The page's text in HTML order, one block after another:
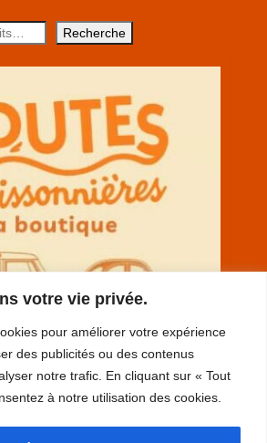
votre vie privée.
pour améliorer votre expérience
des publicités ou des contenus
notre trafic. En cliquant sur « Tout
à notre utilisation des cookies.
Recherche